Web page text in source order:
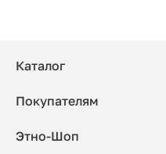
Каталог
Покупателям
Этно-Шоп